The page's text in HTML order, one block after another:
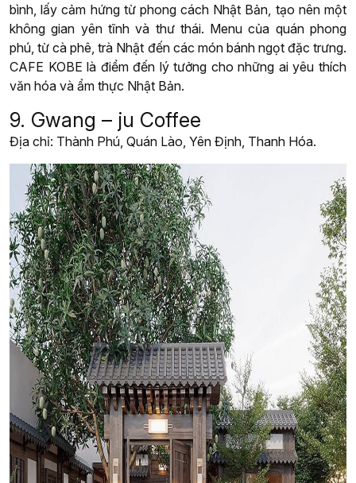
bình, lấy cảm hứng từ phong cách Nhật Bản, tạo nên một
không gian yên tĩnh và thư thái. Menu của quán phong
phú, từ cà phê, trà Nhật đến các món bánh ngọt đặc trưng.
CAFE KOBE là điểm đến lý tưởng cho những ai yêu thích
văn hóa và ẩm thực Nhật Bản.
9. Gwang – ju Coffee
Địa chỉ: Thành Phú, Quán Lào, Yên Định, Thanh Hóa.